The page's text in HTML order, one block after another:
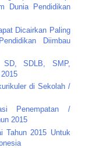
Dunia Pendidikan
Dicairkan Paling
Diimbau
SDLB, SMP,
di Sekolah /
Penempatan /
2015
Tahun 2015 Untuk